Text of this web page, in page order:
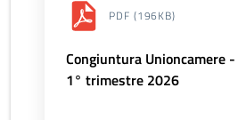
PDF (196KB)
Congiuntura Unioncamere
1° trimestre 2026